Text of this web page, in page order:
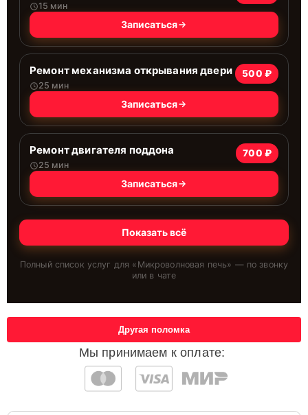
15 мин
Записаться
Ремонт механизма открывания двери
25 мин
500 ₽
Записаться
Ремонт двигателя поддона
25 мин
700 ₽
Записаться
Показать всё
Полный список услуг для « Микроволновая печь» — по звонку
или в чате
Мы принимаем к оплате:
Другая поломка